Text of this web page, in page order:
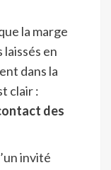
la marge
en
dans la
clair :
des
invité